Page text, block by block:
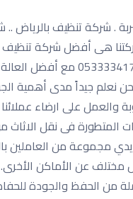
مع أفضل العمالة المضربة .
هى أفضل شركة تنظيف
العامة و تسليك
نعلم جيداً مدى
والعمل على ارضاء
المتطورة فى نقل
مجموعة من العاملين
مختلف عن الأماكن
من الحفظ والجودة